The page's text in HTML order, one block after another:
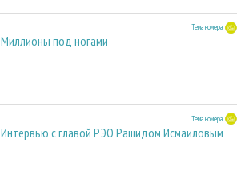
Тема номера
Миллионы под ногами
Тема номера
Интервью с главой РЭО Рашидом Исмаиловым